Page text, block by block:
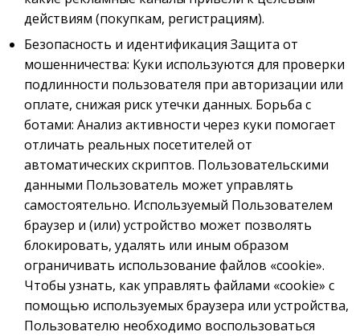
действиям (покупкам, регистрациям).
Безопасность и идентификация Защита от
мошенничества: Куки используются для проверки
подлинности пользователя при авторизации или
оплате, снижая риск утечки данных. Борьба с
ботами: Анализ активности через куки помогает
отличать реальных посетителей от
автоматических скриптов. Пользовательскими
данными Пользователь может управлять
самостоятельно. Используемый Пользователем
браузер и (или) устройство может позволять
блокировать, удалять или иным образом
ограничивать использование файлов «cookie».
Чтобы узнать, как управлять файлами «cookie» с
помощью используемых браузера или устройства,
Пользователю необходимо воспользоваться